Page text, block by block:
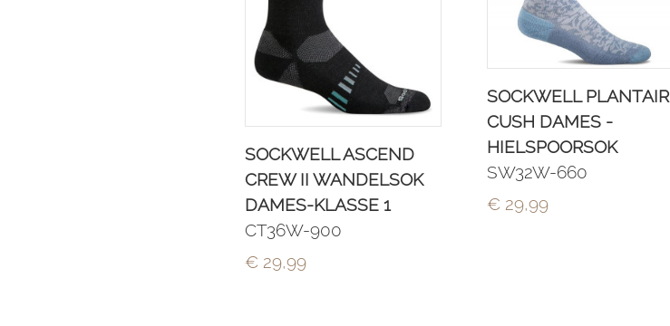
SOCKWELL ASCEND
CREW II WANDELSOK
DAMES-KLASSE 1
CT36W-900
€ 29,99
SOCKWELL PLANTAIR
CUSH DAMES -
HIELSPOORSOK
SW32W-660
€ 29,99